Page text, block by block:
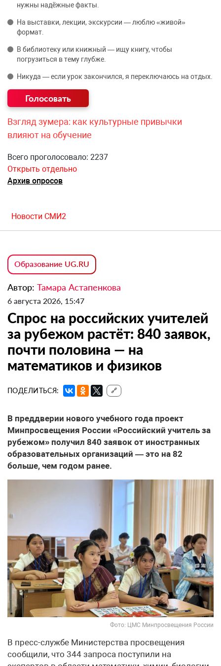
нужны надёжные факты.
На выставки, лекции, экскурсии — люблю «живой»
формат.
В библиотеку или книжный — ищу книгу, чтобы
погрузиться в тему глубже.
Никуда — если урок закончился, я переключаюсь на отдых.
Взгляд зумера: как культурные привычки
влияют на обучение
Всего проголосовало: 2237
Открыть отдельно
Архив опросов
Новости СМИ2
Образование UG.RU
Автор: Тамара Астапенкова
6 августа 2026, 15:47
Спрос на российских учителей
за рубежом растёт: 840 заявок,
почти половина — на
математиков и физиков
ПОДЕЛИТЬСЯ: 🔗
В преддверии нового учебного года проект
Минпросвещения России «Российский учитель за
рубежом» получил 840 заявок от иностранных
образовательных организаций — это на 82
больше, чем годом ранее.
Фото: ЦМС Минпросвещения России
В пресс-службе Министерства просвещения
сообщили, что 344 запроса поступили на